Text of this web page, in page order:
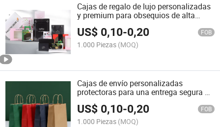
Cajas de regalo de lujo personalizadas
y premium para obsequios de alta
gama
US$ 0,10-0,20 FOB
1.000 Piezas (MOQ)
Cajas de envío personalizadas
protectoras para una entrega segura de
productos
US$ 0,10-0,20 FOB
1.000 Piezas (MOQ)